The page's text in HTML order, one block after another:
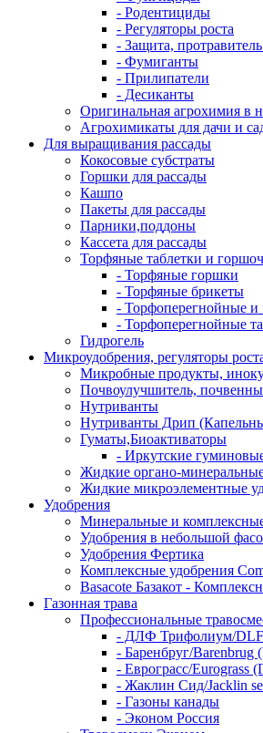
- Родентициды
- Регуляторы роста
- Защита,
- Фумиганты
- Прилипатели
- Десиканты
Оригинальная агрохимия в
Агрохимикаты для дачи и
Для выращивания рассады
Кокосовые субстраты
Горшки для рассады
Кашпо
Пакеты для рассады
Парники,поддоны
Кассета для рассады
Торфяные таблетки и
- Торфяные горшки
- Торфяные брикеты
- Торфоперегнойные
- Торфоперегнойные
Гидрогель
Микроудобрения, регуляторы
Микробные продукты,
Почвоулучшитель,
Нутриванты
Нутриванты Дрип
Гуматы,Биоактиваторы
- Иркутские
Жидкие органо-
Жидкие микроэлементные
Удобрения
Минеральные и
Удобрения в небольшой
Удобрения Фертика
Комплексные удобрения
Basacote Базакот -
Газонная трава
Профессиональные
- ДЛФ Трифолиум/
- Баренбруг/Barenbrug
- Еврограсс/Eurograss
- Жаклин Сид/Jacklin
- Газоны канады
- Эконом Россия